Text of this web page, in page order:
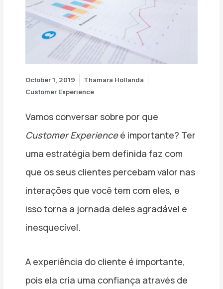
October 1, 2019
Thamara Hollanda
Customer Experience
Vamos conversar sobre por que
Customer Experienceé importante? Ter
uma estratégia bem definida faz com
que os seus clientes percebam valor nas
interações que você tem com eles, e
isso torna a jornada deles agradável e
inesquecível.
A experiência do cliente é importante,
pois ela cria uma confiança através de